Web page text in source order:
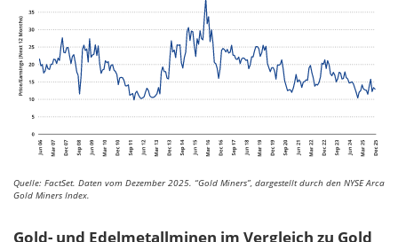
Quelle: FactSet. Daten vom Dezember 2025. “Gold Miners”, dargestellt durch den NYSE Arca
Gold Miners Index.
Gold- und Edelmetallminen im Vergleich zu Gold